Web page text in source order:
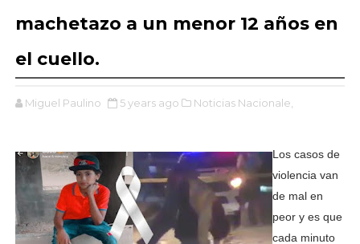
machetazo a un menor 12 años en
el cuello.
Miguel Paulino 5 years ago Noticias Nacionale,
Los casos de
violencia van
de mal en
peor y es que
cada minuto